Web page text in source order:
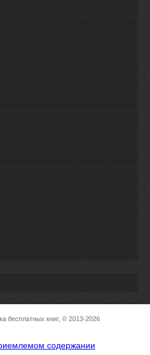
бесплатных книг, © 2013-2026
содержании